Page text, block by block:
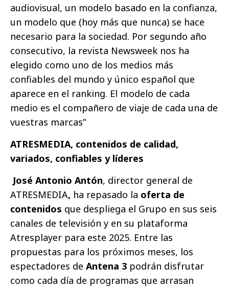
audiovisual, un modelo basado en la confianza,
un modelo que (hoy más que nunca) se hace
necesario para la sociedad. Por segundo año
consecutivo, la revista Newsweek nos ha
elegido como uno de los medios más
confiables del mundo y único español que
aparece en el ranking. El modelo de cada
medio es el compañero de viaje de cada una de
vuestras marcas”
ATRESMEDIA, contenidos de calidad,
variados, confiables y líderes
José Antonio Antón, director general de
ATRESMEDIA, ha repasado la oferta de
contenidos que despliega el Grupo en sus seis
canales de televisión y en su plataforma
Atresplayer para este 2025. Entre las
propuestas para los próximos meses, los
espectadores de Antena 3 podrán disfrutar
como cada día de programas que arrasan